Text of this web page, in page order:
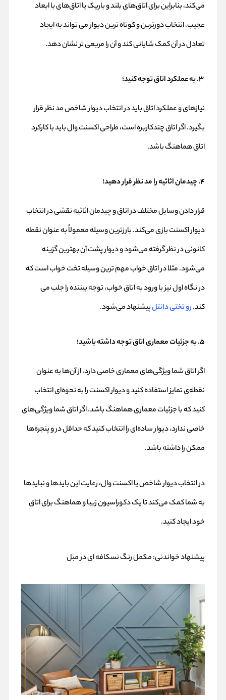
می‌کند، بنابراین برای اتاق‌های بلند و باریک یا اتاق‌های با ابعاد
عجیب، انتخاب دورترین و کوتاه ترین دیوار می تواند به ایجاد
تعادل در آن کمک شایانی کند و آن را مربعی تر نشان دهد.
۳. به عملکرد اتاق توجه کنید؛
نیازهای و عملکرد اتاق باید در انتخاب دیوار شاخص مد نظر قرار
بگیرد. اگر اتاق چندکاربره است، طراحی اکسنت وال باید با کارکرد
اتاق هماهنگ باشد.
۴. چیدمان اثاثیه را مد نظر قرار دهید؛
قرار دادن وسایل مختلف در اتاق و چیدمان اثاثیه نقشی در انتخاب
دیوار اکسنت بازی می‌کند. بارزترین وسیله معمولاً به عنوان نقطه
کانونی در نظر گرفته می‌شود و دیوار پشت آن بهترین گزینه
می‌شود. مثلا در اتاق خواب مهم ترین وسیله تخت خواب است که
در نگاه اول نیز با ورود به اتاق خواب، توجه بیننده را جلب می
کند.رو تختی دانتلپیشنهاد می‌شود.
۵. به جزئیات معماری اتاق توجه داشته باشید؛
اگر اتاق شما ویژگی‌های معماری خاصی دارد، از آن‌ها به عنوان
نقطه‌ی تمایز استفاده کنید و دیوار اکسنت را به نحوه‌ای انتخاب
کنید که با جزئیات معماری هماهنگ باشد. اگر اتاق شما ویژگی‌های
خاصی ندارد، دیوار ساده‌ای را انتخاب کنید که حداقل در و پنجره‌ها
ممکن را داشته باشد.
در انتخاب دیوار شاخص یا اکسنت وال، رعایت این بایدها و نبایدها
به شما کمک می‌کند تا یک دکوراسیون زیبا و هماهنگ برای اتاق
خود ایجاد کنید.
پیشنهاد خواندنی:مکمل رنگ نسکافه ای در مبل